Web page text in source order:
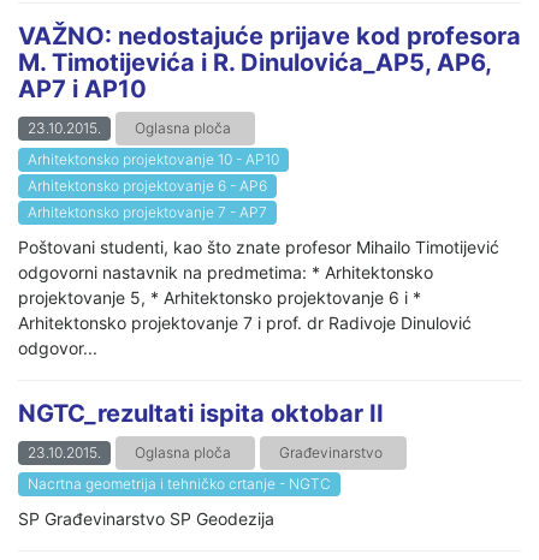
VAŽNO: nedostajuće prijave kod profesora
M. Timotijevića i R. Dinulovića_AP5, AP6,
AP7 i AP10
23.10.2015.
Oglasna ploča
Arhitektonsko projektovanje 10 - AP10
Arhitektonsko projektovanje 6 - AP6
Arhitektonsko projektovanje 7 - AP7
Poštovani studenti, kao što znate profesor Mihailo Timotijević
odgovorni nastavnik na predmetima: * Arhitektonsko
projektovanje 5, * Arhitektonsko projektovanje 6 i *
Arhitektonsko projektovanje 7 i prof. dr Radivoje Dinulović
odgovor...
NGTC_rezultati ispita oktobar II
23.10.2015. Oglasna ploča
Građevinarstvo
Nacrtna geometrija i tehničko crtanje - NGTC
SP Građevinarstvo SP Geodezija